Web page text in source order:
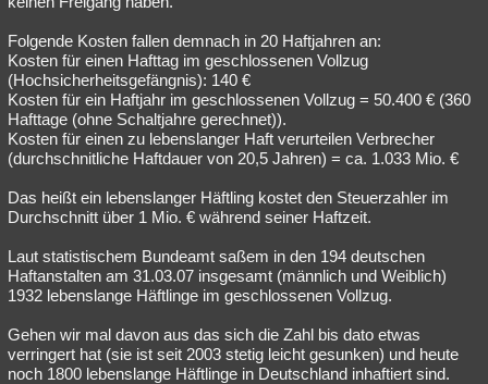
Folgende Kosten fallen demnach in 20 Haftjahren an:
Kosten für einen Hafttag im geschlossenen Vollzug
(Hochsicherheitsgefängnis): 140 €
Kosten für ein Haftjahr im geschlossenen Vollzug = 50.400 € (360
Hafttage (ohne Schaltjahre gerechnet)).
Kosten für einen zu lebenslanger Haft verurteilen Verbrecher
(durchschnitliche Haftdauer von 20,5 Jahren) = ca. 1.033 Mio. €
Das heißt ein lebenslanger Häftling kostet den Steuerzahler im
Durchschnitt über 1 Mio. € während seiner Haftzeit.
Laut statistischem Bundeamt saßem in den 194 deutschen
Haftanstalten am 31.03.07 insgesamt (männlich und Weiblich)
1932 lebenslange Häftlinge im geschlossenen Vollzug.
Gehen wir mal davon aus das sich die Zahl bis dato etwas
verringert hat (sie ist seit 2003 stetig leicht gesunken) und heute
noch 1800 lebenslange Häftlinge in Deutschland inhaftiert sind.